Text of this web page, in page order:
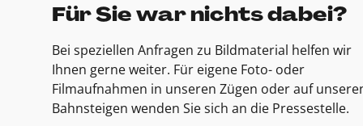
Für Sie war nichts dabei?
Bei speziellen Anfragen zu Bildmaterial helfen wir
Ihnen gerne weiter. Für eigene Foto- oder
Filmaufnahmen in unseren Zügen oder auf
Bahnsteigen wenden Sie sich an die Pressestelle.